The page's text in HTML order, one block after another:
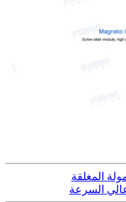
المغلقة
عالي السرعة